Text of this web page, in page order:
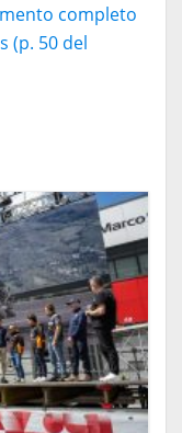
completo
(p. 50 del